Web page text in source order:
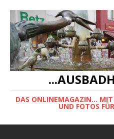
DAS ONLINEMAGAZIN...
UND FOTOS